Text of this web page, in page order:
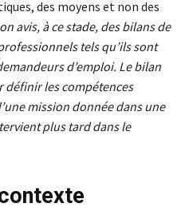
des moyens et non des
avis, à ce stade, des bilans de
tels qu’ils sont
d’emploi. Le bilan
définir les compétences
mission donnée dans une
plus tard dans le